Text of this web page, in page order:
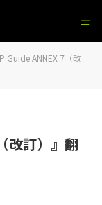
Guide ANNEX 7（改
改訂）』翻